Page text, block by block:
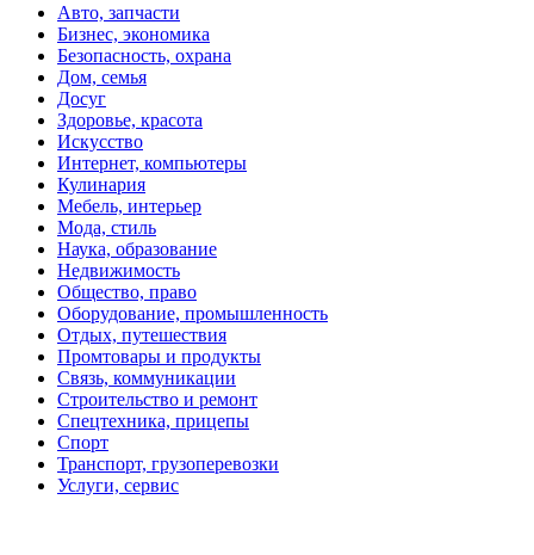
Авто, запчасти
Бизнес, экономика
Безопасность, охрана
Дом, семья
Досуг
Здоровье, красота
Искусство
Интернет, компьютеры
Кулинария
Мебель, интерьер
Мода, стиль
Наука, образование
Недвижимость
Общество, право
Оборудование, промышленность
Отдых, путешествия
Промтовары и продукты
Связь, коммуникации
Строительство и ремонт
Спецтехника, прицепы
Спорт
Транспорт, грузоперевозки
Услуги, сервис